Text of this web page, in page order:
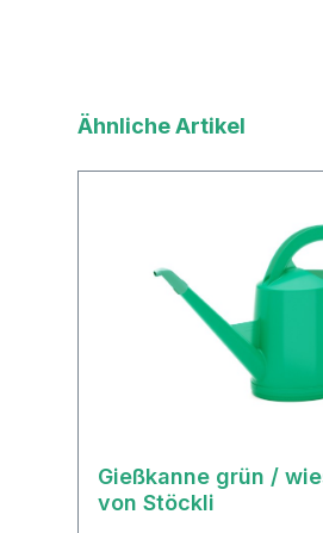
Produktgalerie überspringen
Ähnliche Artikel
Gießkanne grün /
von Stöckli